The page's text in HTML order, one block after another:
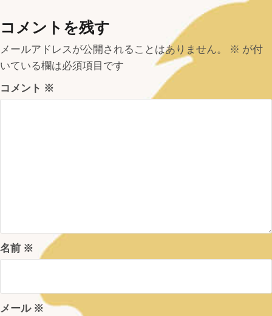
ビ
ゲ
ー
シ
コメントを残す
メールアドレスが公開されることはありません。 ※ が付
いている欄は必須項目です
コメント ※
名前 ※
メール ※